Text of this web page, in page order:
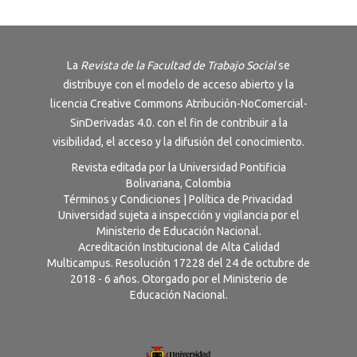
La Revista de la Facultad de Trabajo Socialse
distribuye con el modelo de acceso abierto y la
licencia Creative Commons Atribución-NoComercial-
SinDerivadas 4.0. con el fin de contribuir a la
visibilidad, el acceso y la difusión del conocimiento.
Revista editada por la Universidad Pontificia
Bolivariana, Colombia
Términos y Condiciones
Política de Privacidad
Universidad sujeta a inspección y vigilancia por el
Ministerio de Educación Nacional.
Acreditación Institucional de Alta Calidad
Multicampus. Resolución 17228 del 24 de octubre de
2018 - 6 años. Otorgado por el Ministerio de
Educación Nacional.